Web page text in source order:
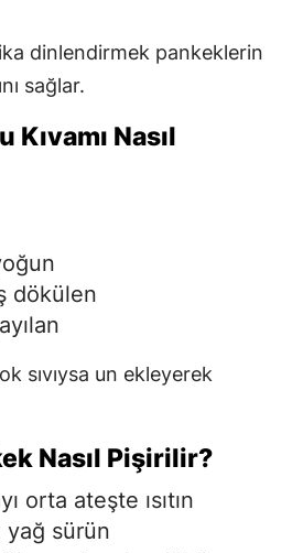
dinlendirmek pankeklerin
sağlar.
Nasıl
dökülen
sıvıysa un ekleyerek
Nasıl Pişirilir?
orta ateşte ısıtın
yağ sürün